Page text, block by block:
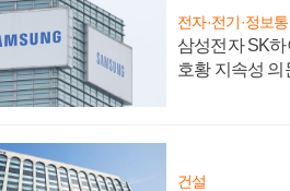
전자·전기·정보
삼성전자 SK
호황 지속성 의
건설